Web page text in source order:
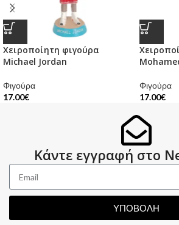
Χειροποίητη φιγούρα
Michael Jordan
Φιγούρα
17.00€
Φιγούρα
17.00€
Κάντε εγγραφή στο
ΥΠΟΒΟΛΗ